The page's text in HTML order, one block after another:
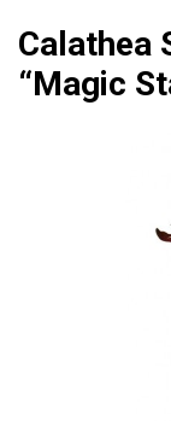
Calathea
“Magic